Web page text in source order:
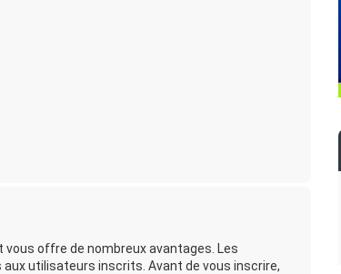
vous offre de nombreux avantages. Les
utilisateurs inscrits. Avant de vous inscrire,